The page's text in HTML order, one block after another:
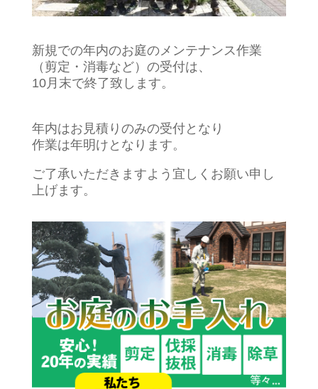
新規での年内のお庭のメンテナンス作業
（剪定・消毒など）の受付は、
10月末で終了致します。
年内はお見積りのみの受付となり
作業は年明けとなります。
ご了承いただきますよう宜しくお願い申し
上げます。